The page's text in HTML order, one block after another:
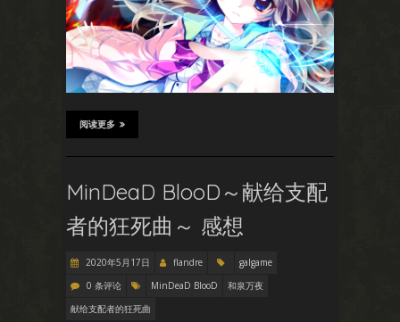
阅读更多
MinDeaD BlooD～献给支配
者的狂死曲～ 感想
2020年5月17日 flandre
galgame
0 条评论
MinDeaD BlooD
和泉万夜
献给支配者的狂死曲